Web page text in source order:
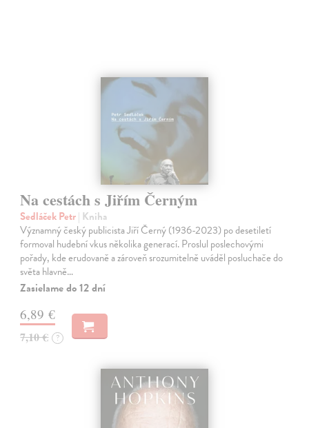
Na cestách s Jiřím Černým
Sedláček Petr| Kniha
Významný český publicista Jiří Černý (1936-2023) po desetiletí
formoval hudební vkus několika generací. Proslul poslechovými
pořady, kde erudovaně a zároveň srozumitelně uváděl posluchače do
světa hlavně…
Zasielame do 12 dní
6,89 €
7,10 € ?